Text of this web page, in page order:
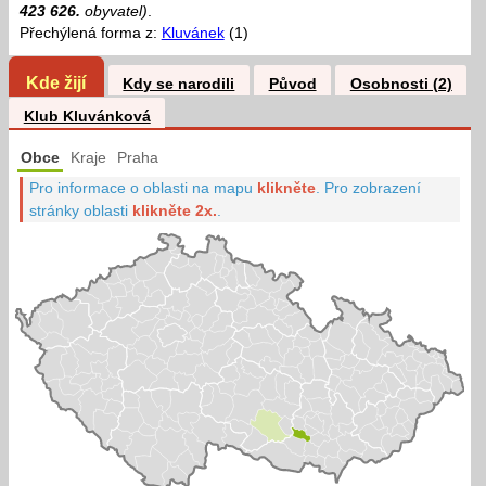
423 626. obyvatel).
Přechýlená forma z: Kluvánek(1)
Kde žijí Kdy se narodili Původ
Osobnosti (2)
Klub Kluvánková
Obce Kraje Praha
Pro informace o oblasti na mapu klikněte Pro zobrazení
stránky oblasti klikněte 2x.